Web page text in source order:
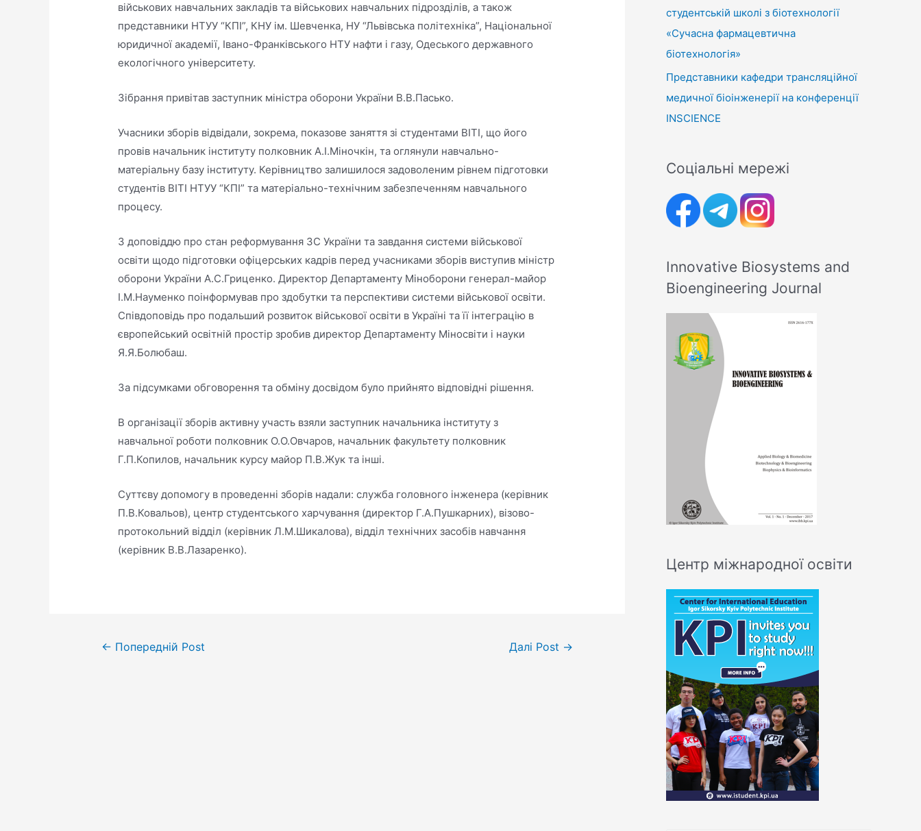
військових навчальних закладів та військових навчальних підрозділів, а також
представники НТУУ “КПІ”, КНУ ім. Шевченка, НУ “Львівська політехніка”, Національної
юридичної академії, Івано-Франківського НТУ нафти і газу, Одеського державного
екологічного університету.
Зібрання привітав заступник міністра оборони України В.В.Пасько.
Учасники зборів відвідали, зокрема, показове заняття зі студентами ВІТІ, що його
провів начальник інституту полковник А.І.Міночкін, та оглянули навчально-
матеріальну базу інституту. Керівництво залишилося задоволеним рівнем підготовки
студентів ВІТІ НТУУ “КПІ” та матеріально-технічним забезпеченням навчального
процесу.
З доповіддю про стан реформування ЗС України та завдання системи військової
освіти щодо підготовки офіцерських кадрів перед учасниками зборів виступив міністр
оборони України А.С.Гриценко. Директор Департаменту Міноборони генерал-майор
І.М.Науменко поінформував про здобутки та перспективи системи військової освіти.
Співдоповідь про подальший розвиток військової освіти в Україні та її інтеграцію в
європейський освітній простір зробив директор Департаменту Міносвіти і науки
Я.Я.Болюбаш.
За підсумками обговорення та обміну досвідом було прийнято відповідні рішення.
В організації зборів активну участь взяли заступник начальника інституту з
навчальної роботи полковник О.О.Овчаров, начальник факультету полковник
Г.П.Копилов, начальник курсу майор П.В.Жук та інші.
Суттєву допомогу в проведенні зборів надали: служба головного інженера (керівник
П.В.Ковальов), центр студентського харчування (директор Г.А.Пушкарних), візово-
протокольний відділ (керівник Л.М.Шикалова), відділ технічних засобів навчання
(керівник В.В.Лазаренко).
← Попередній Post Далі Post →
студентській школі з біотехнології
«Сучасна фармацевтична
біотехнологія»
Представники кафедри трансляційної
медичної біоінженерії на конференції
INSCIENCE
Соціальні мережі
Innovative Biosystems and
Bioengineering Journal
Центр міжнародної освіти